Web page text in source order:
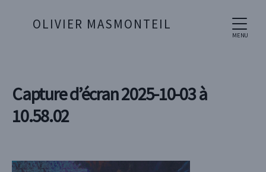
MENU
OLIVIER MASMONTEIL
Capture d’écran 2025-10-03 à
10.58.02